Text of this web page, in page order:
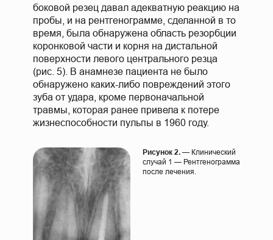
боковой резец давал адекватную реакцию на
пробы, и на рентгенограмме, сделанной в то
время, была обнаружена область резорбции
коронковой части и корня на дистальной
поверхности левого центрального резца
(рис. 5). В анамнезе пациента не было
обнаружено каких-либо повреждений этого
зуба от удара, кроме первоначальной
травмы, которая ранее привела к потере
жизнеспособности пульпы в 1960 году.
Рисунок 2. — Клинический
случай 1 — Рентгенограмма
после лечения.